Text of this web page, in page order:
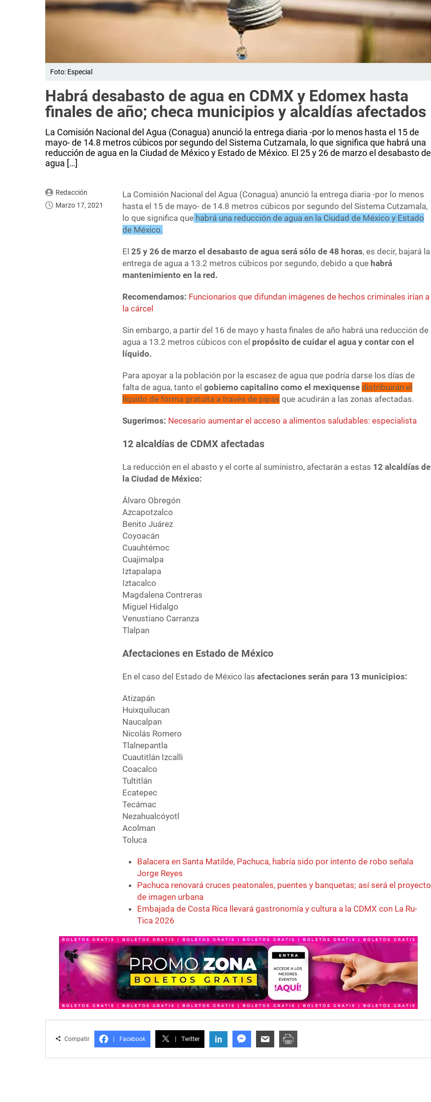
Foto: Especial
Habrá desabasto de agua en CDMX y Edomex hasta
finales de año; checa municipios y alcaldías afectados
La Comisión Nacional del Agua (Conagua) anunció la entrega diaria -por lo menos hasta el 15 de
mayo- de 14.8 metros cúbicos por segundo del Sistema Cutzamala, lo que significa que habrá una
reducción de agua en la Ciudad de México y Estado de México. El 25 y 26 de marzo el desabasto de
agua […]
Redacción
Marzo 17, 2021
La Comisión Nacional del Agua (Conagua) anunció la entrega diaria -por lo menos
hasta el 15 de mayo- de 14.8 metros cúbicos por segundo del Sistema Cutzamala,
lo que significa que habrá una reducción de agua en la Ciudad de México y Estado
de México.
El 25 y 26 de marzo el desabasto de agua será sólo de 48 horas, es decir, bajará la
entrega de agua a 13.2 metros cúbicos por segundo, debido a que habrá
mantenimiento en la red.
Recomendamos: Funcionarios que difundan imágenes de hechos criminales irían a
la cárcel
Sin embargo, a partir del 16 de mayo y hasta finales de año habrá una reducción de
agua a 13.2 metros cúbicos con el propósito de cuidar el agua y contar con el
líquido.
Para apoyar a la población por la escasez de agua que podría darse los días de
falta de agua, tanto elgobierno capitalino como el mexiquensedistribuirán el
líquido de forma gratuita a través de pipas que acudirán a las zonas afectadas.
Sugerimos: Necesario aumentar el acceso a alimentos saludables: especialista
12 alcaldías de CDMX afectadas
La reducción en el abasto y el corte al suministro, afectarán a estas 12 alcaldías de
la Ciudad de México:
Álvaro Obregón
Azcapotzalco
Benito Juárez
Coyoacán
Cuauhtémoc
Cuajimalpa
Iztapalapa
Iztacalco
Magdalena Contreras
Miguel Hidalgo
Venustiano Carranza
Tlalpan
Afectaciones en Estado de México
En el caso del Estado de México lasafectaciones serán para 13 municipios:
Atizapán
Huixquilucan
Naucalpan
Nicolás Romero
Tlalnepantla
Cuautitlán Izcalli
Coacalco
Tultitlán
Ecatepec
Tecámac
Nezahualcóyotl
Acolman
Toluca
Balacera en Santa Matilde, Pachuca, habría sido por intento de robo señala
Jorge Reyes
Pachuca renovará cruces peatonales, puentes y banquetas; así será el proyecto
de imagen urbana
Embajada de Costa Rica llevará gastronomía y cultura a la CDMX con La Ru-
Tica 2026
Compatir Facebook Twitter in